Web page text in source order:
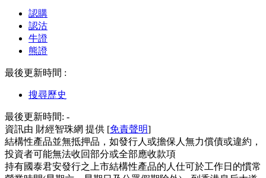
認購
認沽
牛證
熊證
最後更新時間 :
搜尋歷史
最後更新時間: -
資訊由 財經智珠網 提供 [免責聲明]
結構性產品並無抵押品，如發行人或擔保人無力償債或違約，
投資者可能無法收回部分或全部應收款項
持有國泰君安發行之上市結構性產品的人仕可於工作日的慣常